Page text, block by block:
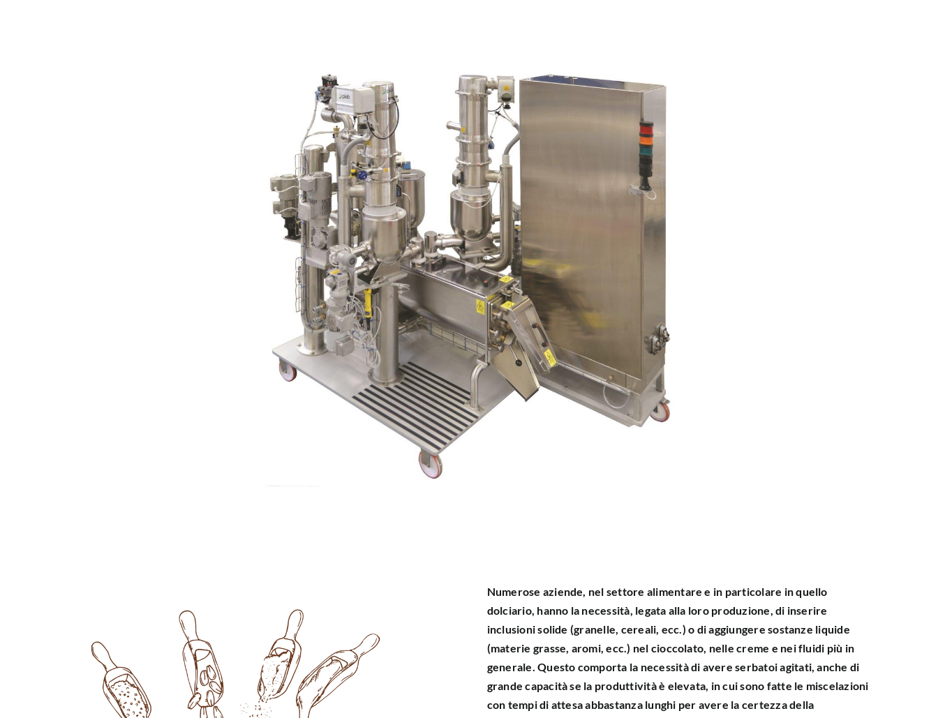
Numerose aziende, nel settore alimentare e in particolare in quello
dolciario, hanno la necessità, legata alla loro produzione, di inserire
inclusioni solide (granelle, cereali, ecc.) o di aggiungere sostanze liquide
(materie grasse, aromi, ecc.) nel cioccolato, nelle creme e nei fluidi più in
generale. Questo comporta la necessità di avere serbatoi agitati, anche di
grande capacità se la produttività è elevata, in cui sono fatte le miscelazioni
con tempi di attesa abbastanza lunghi per avere la certezza della